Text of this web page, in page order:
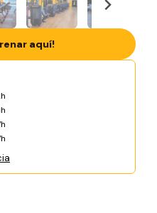
aquí!